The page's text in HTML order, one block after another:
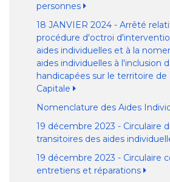
personnes
18 JANVIER 2024 - Arrêté
procédure d'octroi
aides individuelles et à la
aides individuelles à l'inclusion
handicapées sur le territoire de
Capitale
Nomenclature des Aides
19 décembre 2023 - Circulaire
transitoires des aides
19 décembre 2023 - Circulaire
entretiens et réparations